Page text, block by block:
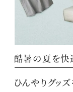
酷暑の夏を快
ひんやりグッ